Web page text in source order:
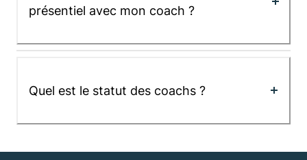
présentiel avec mon coach ?
Quel est le statut des coachs ?